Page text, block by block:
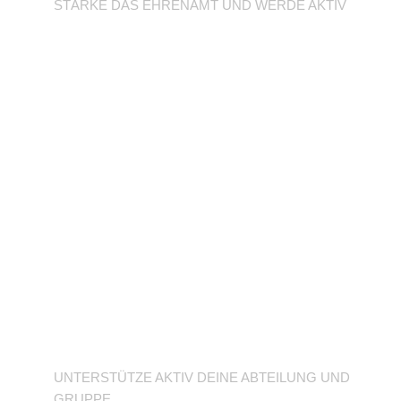
STÄRKE DAS EHRENAMT UND WERDE AKTIV
UNTERSTÜTZE AKTIV DEINE ABTEILUNG UND